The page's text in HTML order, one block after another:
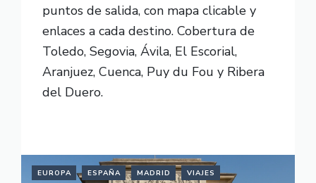
puntos de salida, con mapa clicable y
enlaces a cada destino. Cobertura de
Toledo, Segovia, Ávila, El Escorial,
Aranjuez, Cuenca, Puy du Fou y Ribera
del Duero.
EUROPA ESPAÑA MADRID VIAJES